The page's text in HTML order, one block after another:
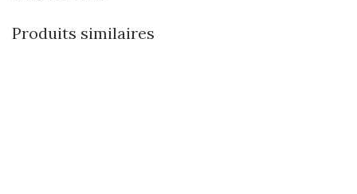
Produits similaires